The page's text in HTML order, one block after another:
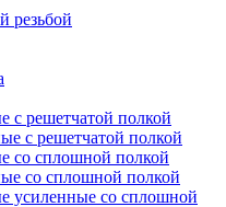
резьбой
с решетчатой полкой
с решетчатой полкой
со сплошной полкой
со сплошной полкой
усиленные со сплошной